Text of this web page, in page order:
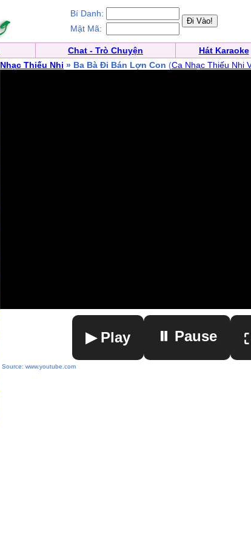
Bí Danh:
Mật Mã:
Chat - Trò Chuyện Hát Karaoke
Nhạc Thiếu Nhi » Ba Bà Đi Bán Lợn Con (Ca Nhạc Thiếu Nhi
▶ Play ⏸ Pause
Source: www.youtube.com